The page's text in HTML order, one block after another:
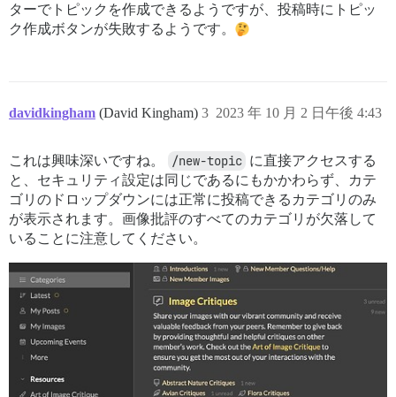
ターでトピックを作成できるようですが、投稿時にトピッ
ク作成ボタンが失敗するようです。
davidkingham (David Kingham) 2023 年 10 月 2 日午後 4:43
3
これは興味深いですね。 /new-topic に直接アクセスする
と、セキュリティ設定は同じであるにもかかわらず、カテ
ゴリのドロップダウンには正常に投稿できるカテゴリのみ
が表示されます。画像批評のすべてのカテゴリが欠落して
いることに注意してください。